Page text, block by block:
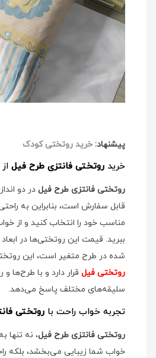
پیشنهاد: خرید روتختی کودک
خرید روتختی فانتزی طرح فیل
روتختی فانتزی طرح فیل در دو
قابل سفارش است، بنابراین به
مناسب خود را انتخاب کنید و از
ببرید. قیمت این روتختی‌ها در
شده در طرح متغیر است، این
روتختی فیل قرار دارد و با طرح‌ها
سلیقه‌های مختلف پاسخ می‌دهد.
تجربه خواب راحت با روتختی
روتختی فانتزی طرح فیل، نه تنها
خواب شما زیبایی می‌بخشد، بلکه